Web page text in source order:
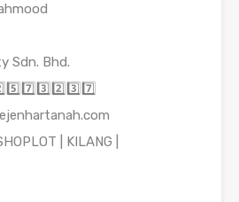
Sdn. Bhd.
| KILANG |